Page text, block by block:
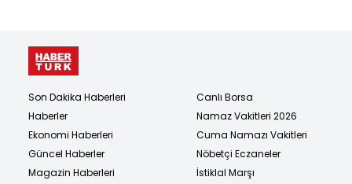
Son Dakika Haberleri
Haberler
Ekonomi Haberleri
Güncel Haberler
Magazin Haberleri
Canlı Borsa
Namaz Vakitleri 2026
Cuma Namazı Vakitleri
Nöbetçi Eczaneler
İstiklal Marşı